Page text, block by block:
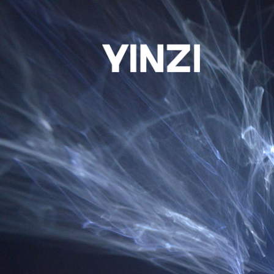
日程表
购票
艺术商